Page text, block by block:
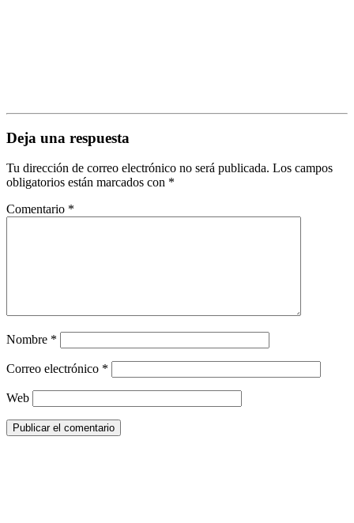
Deja una respuesta
Tu dirección de correo electrónico no será publicada. Los campos
obligatorios están marcados con *
Comentario *
Nombre *
Correo electrónico *
Web